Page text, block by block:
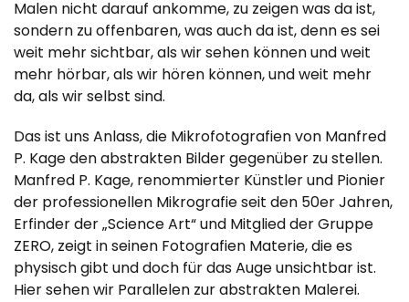
Malen nicht darauf ankomme, zu zeigen was da ist,
sondern zu offenbaren, was auch da ist, denn es sei
weit mehr sichtbar, als wir sehen können und weit
mehr hörbar, als wir hören können, und weit mehr
da, als wir selbst sind.
Das ist uns Anlass, die Mikrofotografien von Manfred
P. Kage den abstrakten Bilder gegenüber zu stellen.
Manfred P. Kage, renommierter Künstler und Pionier
der professionellen Mikrografie seit den 50er Jahren,
Erfinder der „Science Art“ und Mitglied der Gruppe
ZERO, zeigt in seinen Fotografien Materie, die es
physisch gibt und doch für das Auge unsichtbar ist.
Hier sehen wir Parallelen zur abstrakten Malerei.